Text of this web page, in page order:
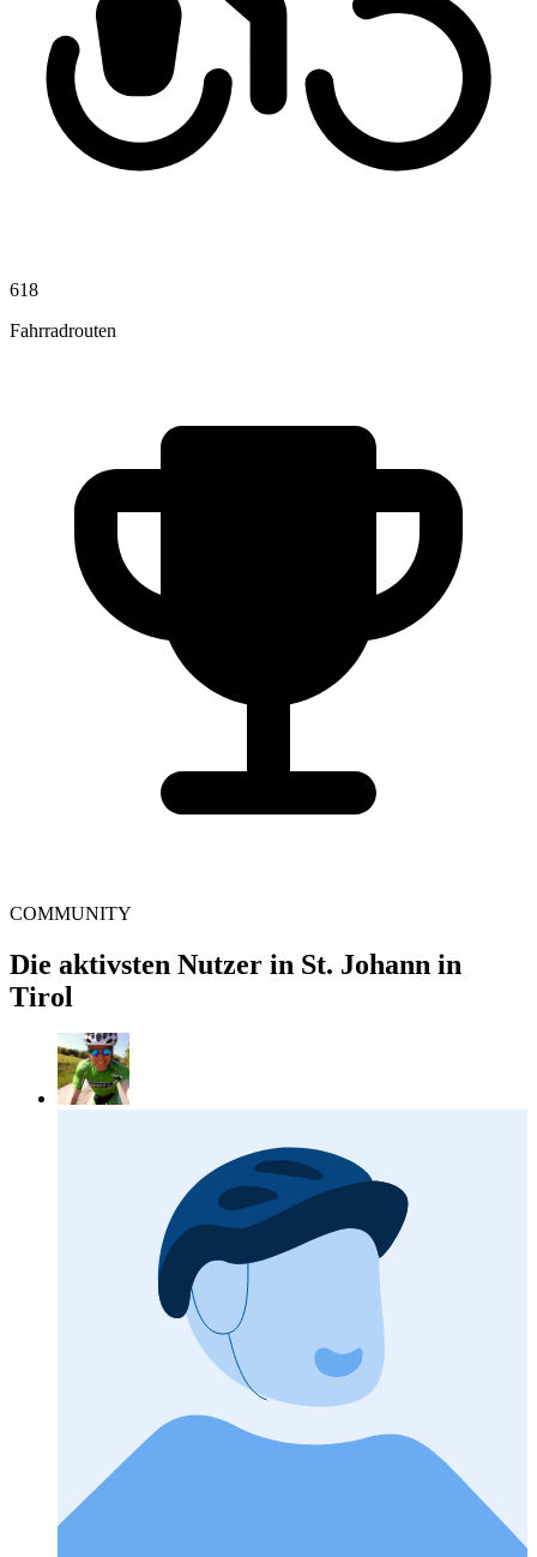
618
Fahrradrouten
COMMUNITY
Die aktivsten Nutzer in St. Johann in
Tirol